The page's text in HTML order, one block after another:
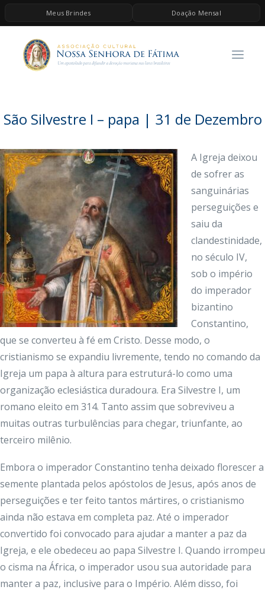
Meus Brindes Doação Mensal
HOME
A ASSOCIAÇÃO
AS MELHORES MÚSICAS CATÓLICAS
BRINDES
QUERO DOAR
São Silvestre I – papa | 31 de Dezembro
A Igreja deixou
de sofrer as
sanguinárias
perseguições e
saiu da
clandestinidade,
no século IV,
sob o império
do imperador
bizantino
Constantino,
que se converteu à fé em Cristo. Desse modo, o
cristianismo se expandiu livremente, tendo no comando da
Igreja um papa à altura para estruturá-lo como uma
organização eclesiástica duradoura. Era Silvestre I, um
romano eleito em 314. Tanto assim que sobreviveu a
muitas outras turbulências para chegar, triunfante, ao
terceiro milênio.
Embora o imperador Constantino tenha deixado florescer a
semente plantada pelos apóstolos de Jesus, após anos de
perseguições e ter feito tantos mártires, o cristianismo
ainda não estava em completa paz. Até o imperador
convertido foi convocado para ajudar a manter a paz da
Igreja, e ele obedeceu ao papa Silvestre I. Quando irrompeu
o cisma na África, o imperador usou sua autoridade para
manter a paz, inclusive para o Império. Além disso, foi